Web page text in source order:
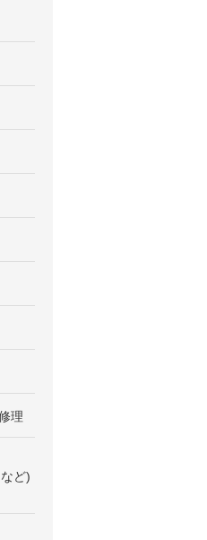
理
ど)